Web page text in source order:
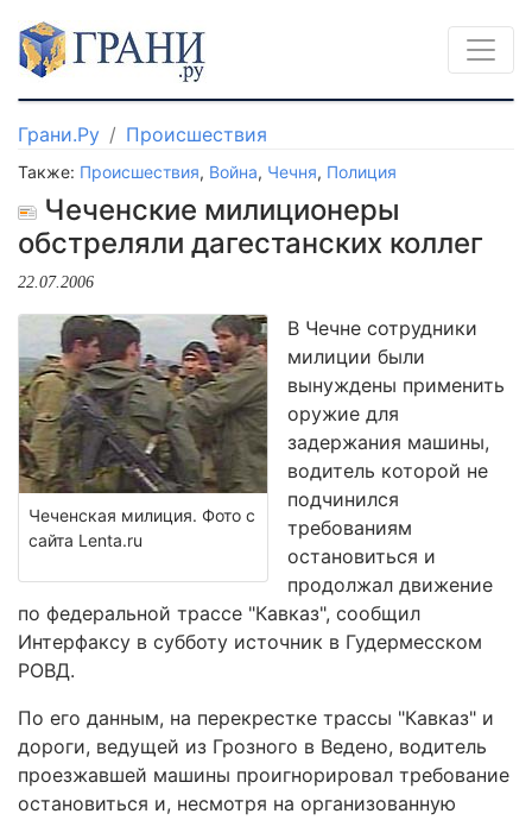
Грани.Ру Происшествия
Также: Происшествия, Война, Чечня, Полиция
Чеченские милиционеры
обстреляли дагестанских коллег
22.07.2006
Чеченская милиция. Фото с
сайта Lenta.ru
В Чечне сотрудники
милиции были
вынуждены применить
оружие для
задержания машины,
водитель которой не
подчинился
требованиям
остановиться и
продолжал движение
по федеральной трассе "Кавказ", сообщил
Интерфаксу в субботу источник в Гудермесском
РОВД.
По его данным, на перекрестке трассы "Кавказ" и
дороги, ведущей из Грозного в Ведено, водитель
проезжавшей машины проигнорировал требование
остановиться и, несмотря на организованную